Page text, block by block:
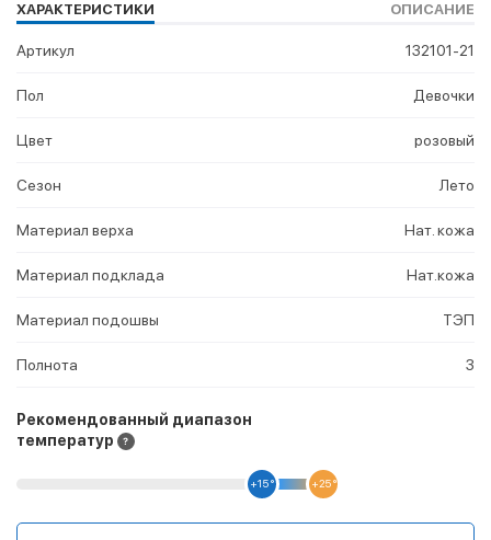
ХАРАКТЕРИСТИКИ ОПИСАНИЕ
Артикул 132101-21
Пол Девочки
Цвет розовый
Сезон Лето
Материал верха Нат. кожа
Материал подклада Нат.кожа
Материал подошвы ТЭП
Полнота 3
Рекомендованный диапазон
температур
+15 ° +25 °